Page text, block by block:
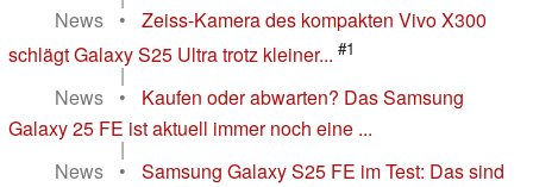
News
•
Zeiss-Kamera des kompakten Vivo X300
schlägt Galaxy S25 Ultra trotz kleiner... #1
|
News
•
Kaufen oder abwarten? Das Samsung
Galaxy 25 FE ist aktuell immer noch eine ...
|
News
•
Samsung Galaxy S25 FE im Test: Das sind